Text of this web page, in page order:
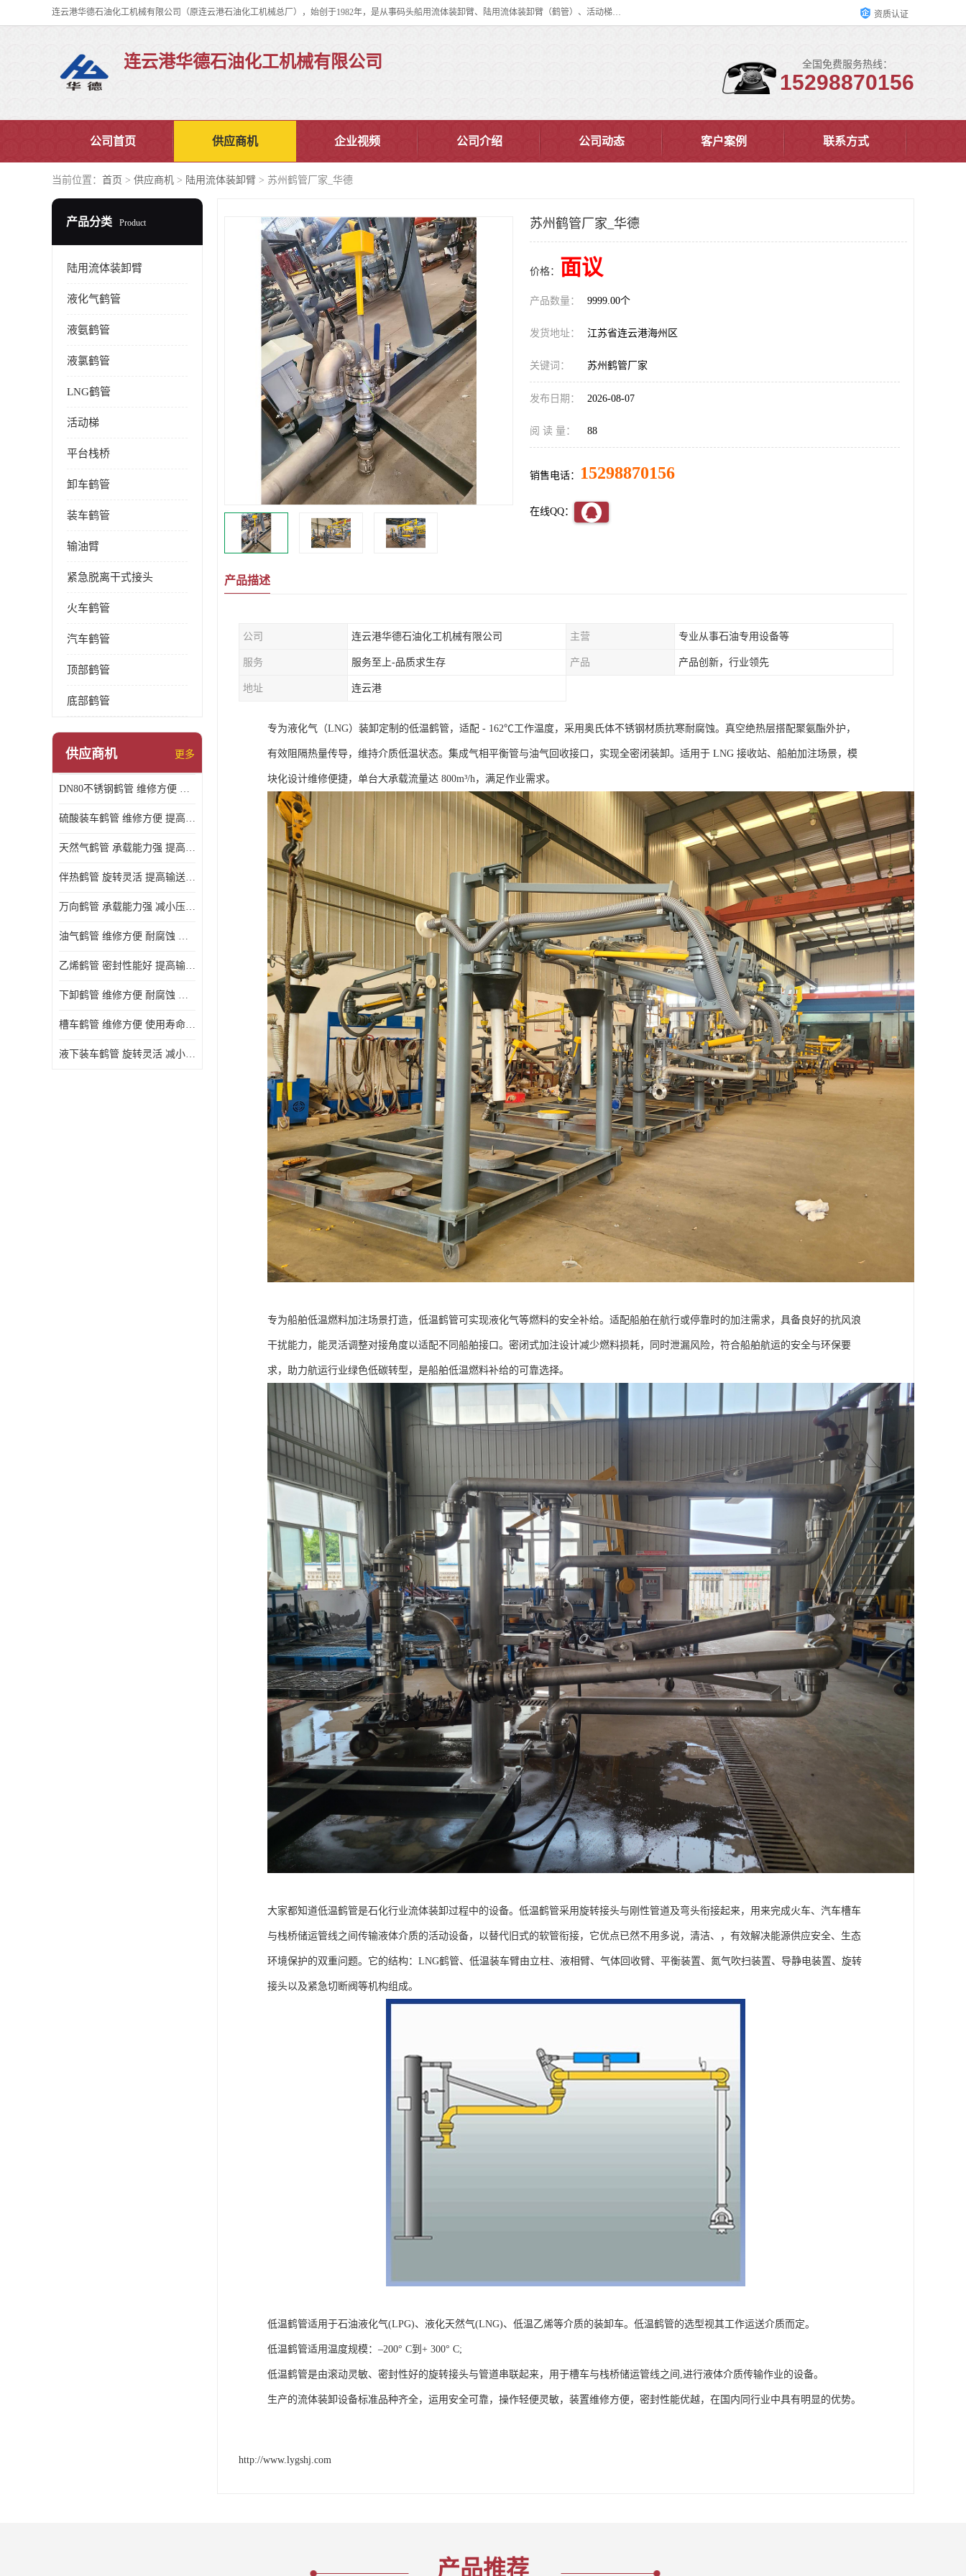
连云港华德石油化工机械有限公司（原连云港石油化工机械总厂），始创于1982年，是从事码头船用流体装卸臂、陆用流体装卸臂（鹤管）、活动梯、钢构平台、定量装车系统等全系列流体装卸设备的设计、制造、销售以及服务的专业供应商。 资质认证
连云港华德石油化工机械有限公司 全国免费服务热线：
15298870156
公司首页 供应商机 企业视频 公司介绍 公司动态 客户案例 联系方式
当前位置： 首页 > 供应商机 > 陆用流体装卸臂 > 苏州鹤管厂家_华德
产品分类 Product
陆用流体装卸臂
液化气鹤管
液氨鹤管
液氯鹤管
LNG鹤管
活动梯
平台栈桥
卸车鹤管
装车鹤管
输油臂
紧急脱离干式接头
火车鹤管
汽车鹤管
顶部鹤管
底部鹤管
供应商机 更多
DN80不锈钢鹤管 维修方便 提高输送效率
硫酸装车鹤管 维修方便 提高输送效率
天然气鹤管 承载能力强 提高输送效率
伴热鹤管 旋转灵活 提高输送效率
万向鹤管 承载能力强 减小压力损失
油气鹤管 维修方便 耐腐蚀 耐高温
乙烯鹤管 密封性能好 提高输送效率
下卸鹤管 维修方便 耐腐蚀 耐高温
槽车鹤管 维修方便 使用寿命较长
液下装车鹤管 旋转灵活 减小压力损失
苏州鹤管厂家_华德
价格： 面议
产品数量： 9999.00个
发货地址： 江苏省连云港海州区
关键词： 苏州鹤管厂家
发布日期： 2026-08-07
阅 读 量： 88
销售电话： 15298870156
在线QQ：
产品描述
公司 连云港华德石油化工机械有限公司 主营 专业从事石油专用设备等
服务 服务至上-品质求生存 产品 产品创新，行业领先
地址 连云港
专为液化气（LNG）装卸定制的低温鹤管，适配 - 162℃工作温度，采用奥氏体不锈钢材质抗寒耐腐蚀。真空绝热层搭配聚氨酯外护，
有效阻隔热量传导，维持介质低温状态。集成气相平衡管与油气回收接口，实现全密闭装卸。适用于 LNG 接收站、船舶加注场景，模
块化设计维修便捷，单台大承载流量达 800m³/h，满足作业需求。
专为船舶低温燃料加注场景打造，低温鹤管可实现液化气等燃料的安全补给。适配船舶在航行或停靠时的加注需求，具备良好的抗风浪
干扰能力，能灵活调整对接角度以适配不同船舶接口。密闭式加注设计减少燃料损耗，同时泄漏风险，符合船舶航运的安全与环保要
求，助力航运行业绿色低碳转型，是船舶低温燃料补给的可靠选择。
大家都知道低温鹤管是石化行业流体装卸过程中的设备。低温鹤管采用旋转接头与刚性管道及弯头衔接起来，用来完成火车、汽车槽车
与栈桥储运管线之间传输液体介质的活动设备，以替代旧式的软管衔接，它优点已然不用多说，清洁、，有效解决能源供应安全、生态
环境保护的双重问题。它的结构：LNG鹤管、低温装车臂由立柱、液相臂、气体回收臂、平衡装置、氮气吹扫装置、导静电装置、旋转
接头以及紧急切断阀等机构组成。
低温鹤管适用于石油液化气(LPG)、液化天然气(LNG)、低温乙烯等介质的装卸车。低温鹤管的选型视其工作运送介质而定。
低温鹤管适用温度规模：–200° C到+ 300° C;
低温鹤管是由滚动灵敏、密封性好的旋转接头与管道串联起来，用于槽车与栈桥储运管线之间,进行液体介质传输作业的设备。
生产的流体装卸设备标准品种齐全，运用安全可靠，操作轻便灵敏，装置维修方便，密封性能优越，在国内同行业中具有明显的优势。
http://www.lygshj.com
产品推荐